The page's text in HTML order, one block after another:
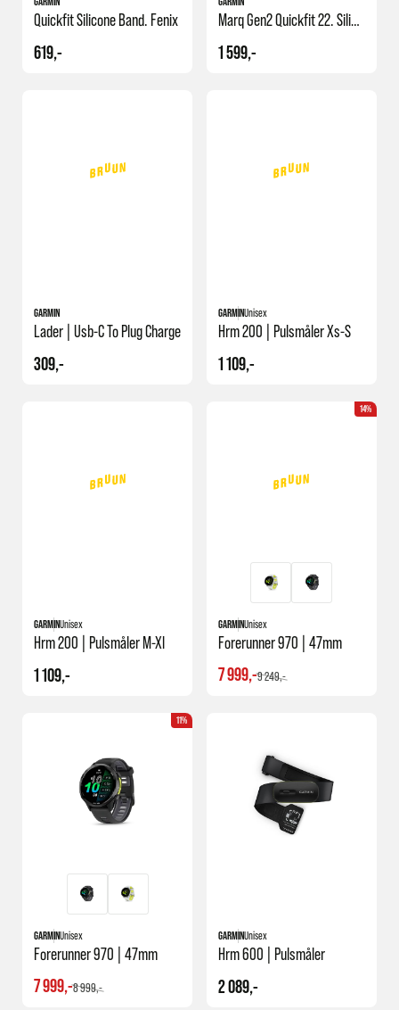
Quickfit Silicone Band. Fenix
619,-
Marq Gen2 Quickfit 22. Silicon
1 599,-
GARMIN
Lader | Usb-C To Plug Charge
309,-
GARMINUnisex
Hrm 200 | Pulsmåler Xs-S
1 109,-
GARMINUnisex
Hrm 200 | Pulsmåler M-Xl
1 109,-
14%
GARMINUnisex
Forerunner 970 | 47mm
9 249,-
7 999,-
11%
GARMINUnisex
Forerunner 970 | 47mm
8 999,-
7 999,-
GARMINUnisex
Hrm 600 | Pulsmåler
2 089,-